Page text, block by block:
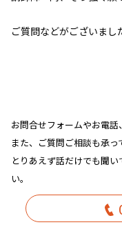
ご質問などがございまし
お問合せフォームやお電話
また、ご質問ご相談も承っ
とりあえず話だけでも聞
い。